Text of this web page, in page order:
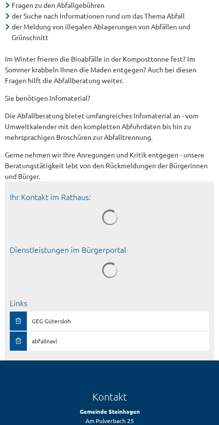
Fragen zu den Abfallgebühren
der Suche nach Informationen rund um das Thema Abfall
der Meldung von illegalen Ablagerungen von Abfällen und
Grünschnitt
Im Winter frieren die Bioabfälle in der Komposttonne fest? Im
Sommer krabbeln Ihnen die Maden entgegen? Auch bei diesen
Fragen hilft die Abfallberatung weiter.
Sie benötigen Infomaterial?
Die Abfallberatung bietet umfangreiches Infomaterial an - vom
Umweltkalender mit den kompletten Abfuhrdaten bis hin zu
mehrsprachigen Broschüren zur Abfalltrennung.
Gerne nehmen wir Ihre Anregungen und Kritik entgegen - unsere
Beratungstätigkeit lebt von den Rückmeldungen der Bürgerinnen
und Bürger.
Ihr Kontakt im Rathaus:
Dienstleistungen im Bürgerportal
Links
GEG Gütersloh
abfallnavi
Kontakt
Gemeinde Steinhagen
Am Pulverbach 25